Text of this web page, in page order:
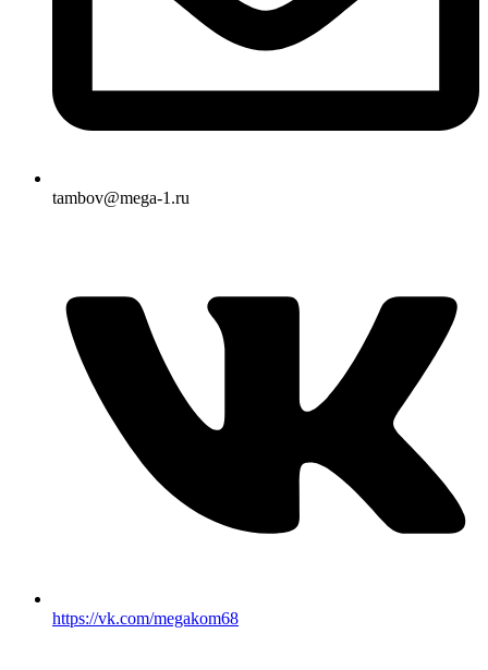
tambov@mega-1.ru
https://vk.com/megakom68